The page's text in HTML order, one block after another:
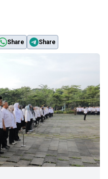
Share Share